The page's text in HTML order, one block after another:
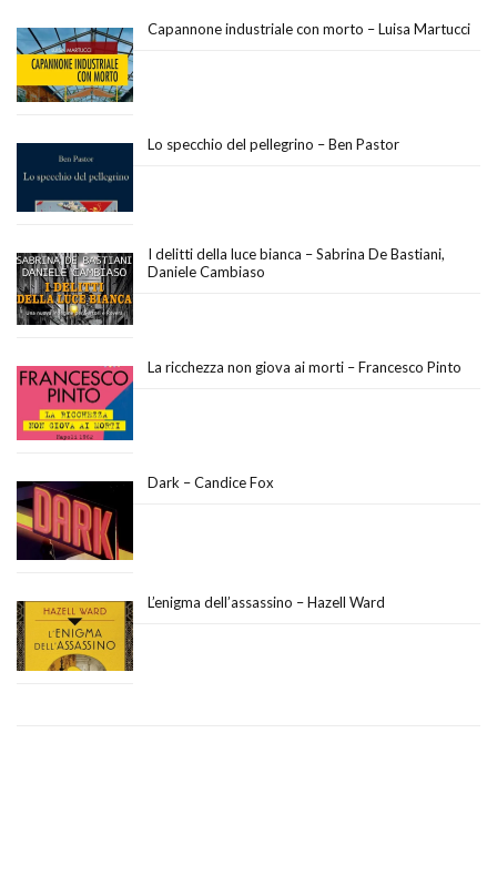
Capannone industriale con morto – Luisa Martucci
Lo specchio del pellegrino – Ben Pastor
I delitti della luce bianca – Sabrina De Bastiani,
Daniele Cambiaso
La ricchezza non giova ai morti – Francesco Pinto
Dark – Candice Fox
L’enigma dell’assassino – Hazell Ward